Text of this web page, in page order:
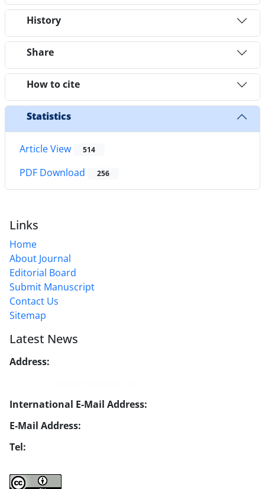
History
Share
How to cite
Statistics
Article View 514
PDF Download 256
Links
Home
About Journal
Editorial Board
Submit Manuscript
Contact Us
Sitemap
Latest News
Address:
International E-Mail Address:
E-Mail Address:
Tel: